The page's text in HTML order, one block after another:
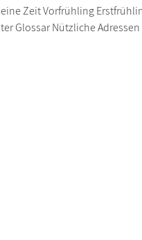
Zeit Vorfrühling
Glossar Nützliche